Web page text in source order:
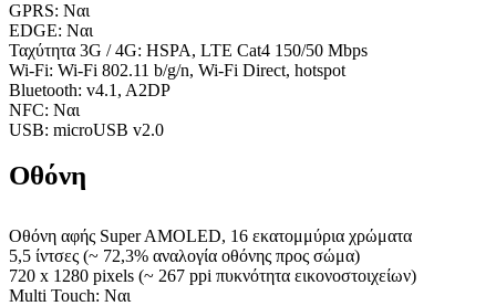
GPRS: Ναι
EDGE: Ναι
Ταχύτητα 3G / 4G: HSPA, LTE Cat4 150/50 Mbps
Wi-Fi: Wi-Fi 802.11 b/g/n, Wi-Fi Direct, hotspot
Bluetooth: v4.1, A2DP
NFC: Ναι
USB: microUSB v2.0
Οθόνη
Οθόνη αφής Super AMOLED, 16 εκατομμύρια χρώματα
5,5 ίντσες (~ 72,3% αναλογία οθόνης προς σώμα)
720 x 1280 pixels (~ 267 ppi πυκνότητα εικονοστοιχείων)
Multi Touch: Ναι